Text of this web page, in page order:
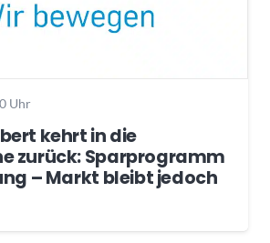
Uhr
kehrt in die
zurück: Sparprogramm
– Markt bleibt jedoch